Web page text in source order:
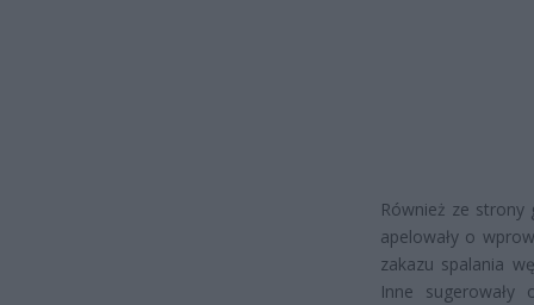
Również ze strony
apelowały o
zakazu spalania
Inne sugerowały